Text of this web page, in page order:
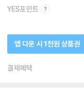
YES포인트
앱 다운 시 1천원 상품권
결제혜택